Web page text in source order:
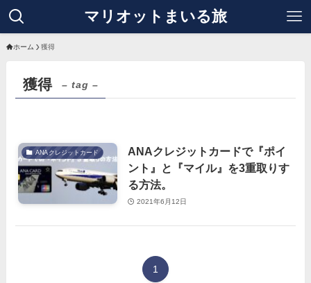
マリオットまいる旅
ホーム 獲得
獲得 – tag –
ANAクレジットカード
ANAクレジットカードで『ポイ
ント』と『マイル』を3重取りす
る方法。
2021年6月12日
1